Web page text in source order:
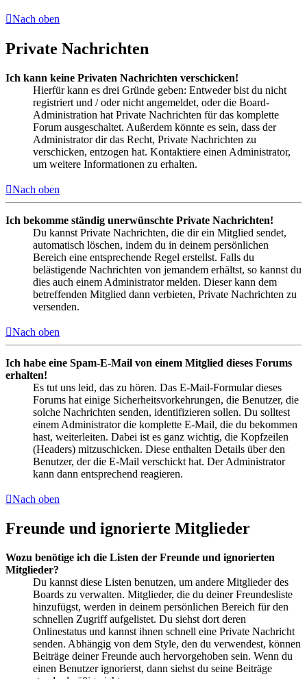
Nach oben
Private Nachrichten
Ich kann keine Privaten Nachrichten verschicken!
Hierfür kann es drei Gründe geben: Entweder bist du nicht
registriert und / oder nicht angemeldet, oder die Board-
Administration hat Private Nachrichten für das komplette
Forum ausgeschaltet. Außerdem könnte es sein, dass der
Administrator dir das Recht, Private Nachrichten zu
verschicken, entzogen hat. Kontaktiere einen Administrator,
um weitere Informationen zu erhalten.
Nach oben
Ich bekomme ständig unerwünschte Private Nachrichten!
Du kannst Private Nachrichten, die dir ein Mitglied sendet,
automatisch löschen, indem du in deinem persönlichen
Bereich eine entsprechende Regel erstellst. Falls du
belästigende Nachrichten von jemandem erhältst, so kannst du
dies auch einem Administrator melden. Dieser kann dem
betreffenden Mitglied dann verbieten, Private Nachrichten zu
versenden.
Nach oben
Ich habe eine Spam-E-Mail von einem Mitglied dieses Forums
erhalten!
Es tut uns leid, das zu hören. Das E-Mail-Formular dieses
Forums hat einige Sicherheitsvorkehrungen, die Benutzer, die
solche Nachrichten senden, identifizieren sollen. Du solltest
einem Administrator die komplette E-Mail, die du bekommen
hast, weiterleiten. Dabei ist es ganz wichtig, die Kopfzeilen
(Headers) mitzuschicken. Diese enthalten Details über den
Benutzer, der die E-Mail verschickt hat. Der Administrator
kann dann entsprechend reagieren.
Nach oben
Freunde und ignorierte Mitglieder
Wozu benötige ich die Listen der Freunde und ignorierten
Mitglieder?
Du kannst diese Listen benutzen, um andere Mitglieder des
Boards zu verwalten. Mitglieder, die du deiner Freundesliste
hinzufügst, werden in deinem persönlichen Bereich für den
schnellen Zugriff aufgelistet. Du siehst dort deren
Onlinestatus und kannst ihnen schnell eine Private Nachricht
senden. Abhängig von dem Style, den du verwendest, können
Beiträge deiner Freunde auch hervorgehoben sein. Wenn du
einen Benutzer ignorierst, dann siehst du seine Beiträge